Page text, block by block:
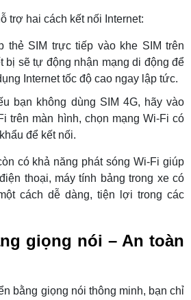
trợ hai cách kết nối Internet:
thẻ SIM trực tiếp vào khe SIM trên
bị sẽ tự động nhận mạng di động để
Internet tốc độ cao ngay lập tức.
bạn không dùng SIM 4G, hãy vào
trên màn hình, chọn mạng Wi-Fi có
để kết nối.
có khả năng phát sóng Wi-Fi giúp
thoại, máy tính bảng trong xe có
cách dễ dàng, tiện lợi trong các
giọng nói – An toàn
bằng giọng nói thông minh, bạn chỉ